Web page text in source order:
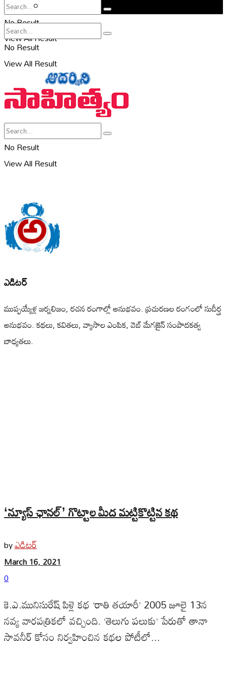
No Result
View All Result
No Result
View All Result
No Result
View All Result
ఎడిటర్
ముప్ఫయ్యేళ్ల జర్నలిజం, రచన రంగాల్లో అనుభవం. ప్రచురణల రంగంలో సుదీర్ఘ
అనుభవం. కథలు, కవితలు, వ్యాసాల ఎంపిక, వెబ్ మేగజైన్ సంపాదకత్వ
బాధ్యతలు.
‘న్యూస్ ఛానల్’ గొట్టాల మీద మట్టికొట్టిన కథ
byఎడిటర్
March 16, 2021
0
కె.ఎ.మునిసురేష్ పిళ్లె కథ ‘రాతి తయారీ’ 2005 జూలై 13న
నవ్య వారపత్రికలో వచ్చింది. ‘తెలుగు పలుకు’ పేరుతో తానా
సావనీర్ కోసం నిర్వహించిన కథల పోటీలో...